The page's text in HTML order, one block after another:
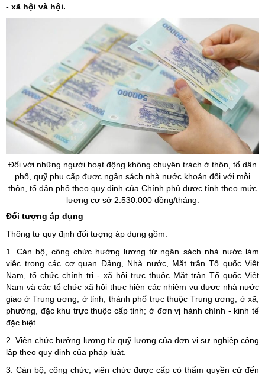
- xã hội và hội.
Đối với những người hoạt động không chuyên trách ở thôn, tổ dân
phố, quỹ phụ cấp được ngân sách nhà nước khoán đối với mỗi
thôn, tổ dân phố theo quy định của Chính phủ được tính theo mức
lương cơ sở 2.530.000 đồng/tháng.
Đối tượng áp dụng
Thông tư quy định đối tượng áp dụng gồm:
1. Cán bộ, công chức hưởng lương từ ngân sách nhà nước làm
việc trong các cơ quan Đảng, Nhà nước, Mặt trận Tổ quốc Việt
Nam, tổ chức chính trị - xã hội trực thuộc Mặt trận Tổ quốc Việt
Nam và các tổ chức xã hội thực hiện các nhiệm vụ được nhà nước
giao ở Trung ương; ở tỉnh, thành phố trực thuộc Trung ương; ở xã,
phường, đặc khu trực thuộc cấp tỉnh; ở đơn vị hành chính - kinh tế
đặc biệt.
2. Viên chức hưởng lương từ quỹ lương của đơn vị sự nghiệp công
lập theo quy định của pháp luật.
3. Cán bộ, công chức, viên chức được cấp có thẩm quyền cử đến